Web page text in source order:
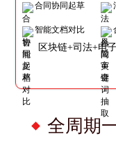
合同协同起草
智能文档对比
全周期
区块链+司法+电